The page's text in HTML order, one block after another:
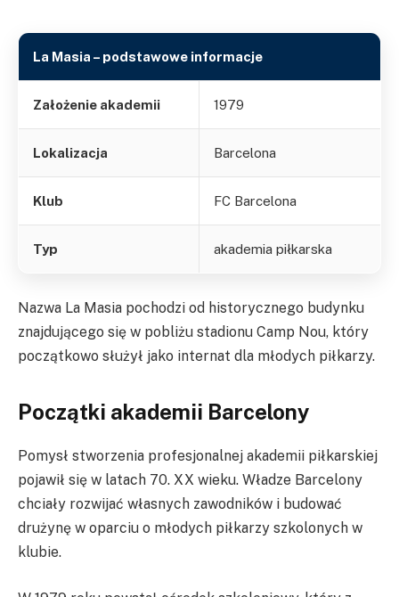
La Masia – podstawowe informacje
Założenie akademii 1979
Lokalizacja Barcelona
Klub FC Barcelona
Typ akademia piłkarska
Nazwa La Masia pochodzi od historycznego budynku
znajdującego się w pobliżu stadionu Camp Nou, który
początkowo służył jako internat dla młodych piłkarzy.
Początki akademii Barcelony
Pomysł stworzenia profesjonalnej akademii piłkarskiej
pojawił się w latach 70. XX wieku. Władze Barcelony
chciały rozwijać własnych zawodników i budować
drużynę w oparciu o młodych piłkarzy szkolonych w
klubie.